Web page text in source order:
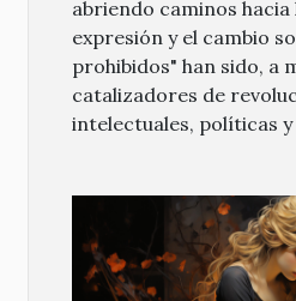
abriendo caminos
expresión y el cambio
prohibidos" han sido, a
catalizadores de
intelectuales, políticas y